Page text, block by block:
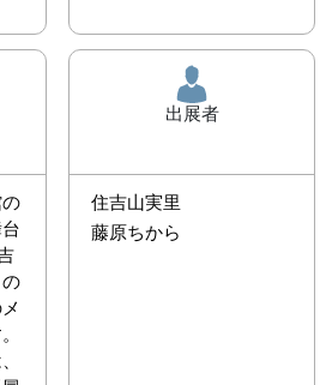
出展者
住吉山実里
藤原ちから